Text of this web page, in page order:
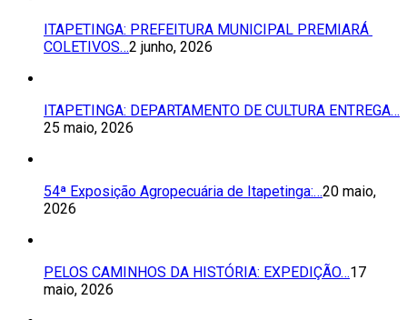
ITAPETINGA: PREFEITURA MUNICIPAL PREMIARÁ
COLETIVOS…2 junho, 2026
ITAPETINGA: DEPARTAMENTO DE CULTURA ENTREGA…
25 maio, 2026
54ª Exposição Agropecuária de Itapetinga:…20 maio,
2026
PELOS CAMINHOS DA HISTÓRIA: EXPEDIÇÃO…17
maio, 2026